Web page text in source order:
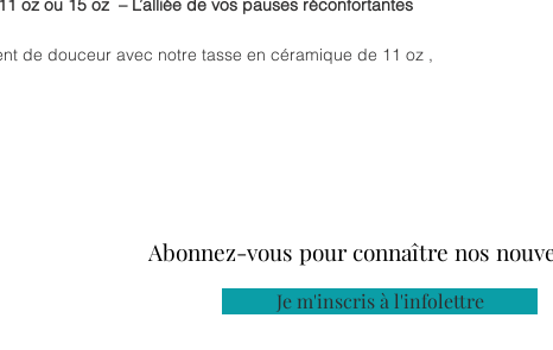
oz ou 15 oz – L’alliée de vos pauses réconfortantes
de douceur avec notre tasse en céramique de 11 oz ,
et son design intemporel, cette tasse s’intègre
de décoration ou d’ambiance.
au lave-vaisselle sans problème, vous permettant
sans tracas.
Abonnez-vous pour connaître nos
Je m'inscris à l'infolettre